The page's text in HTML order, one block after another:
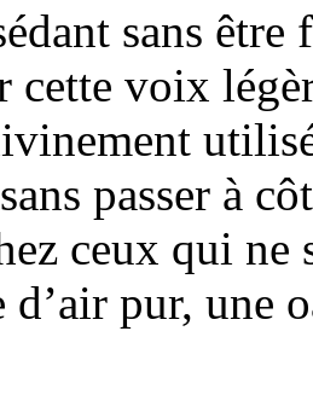
sans
cette voix
passer à
ceux qui ne
d’air pur, une